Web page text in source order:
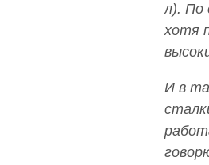
л). По
хотя
И в